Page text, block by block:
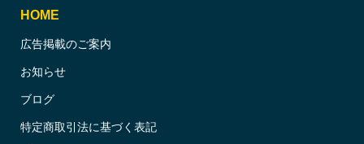
HOME
広告掲載のご案内
お知らせ
ブログ
特定商取引法に基づく表記